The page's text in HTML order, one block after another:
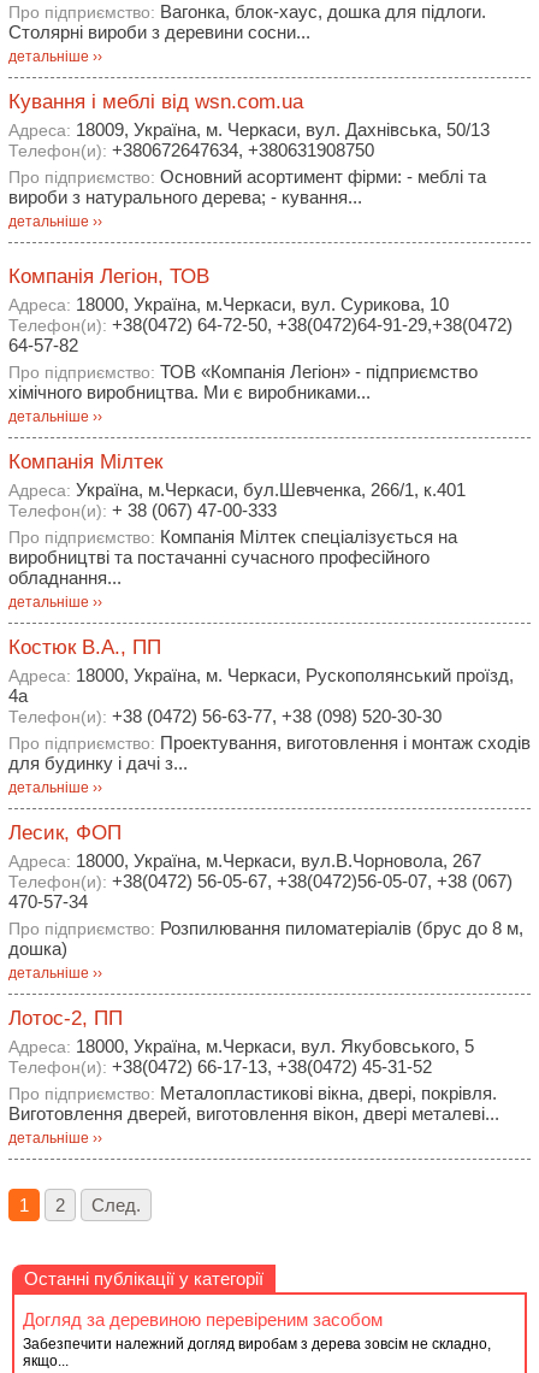
Про підприємство: Вагонка, блок-хаус, дошка для підлоги.
Столярні вироби з деревини сосни...
детальніше ››
Кування і меблі від wsn.cоm.ua
Адреса: 18009, Україна, м. Черкаси, вул. Дахнівська, 50/13
Телефон(и): +380672647634, +380631908750
Про підприємство: Основний асортимент фірми: - меблі та
вироби з натурального дерева; - кування...
детальніше ››
Компанія Легіон, ТОВ
Адреса: 18000, Україна, м.Черкаси, вул. Сурикова, 10
Телефон(и): +38(0472) 64-72-50, +38(0472)64-91-29,+38(0472)
64-57-82
Про підприємство: ТОВ «Компанія Легіон» - підприємство
хімічного виробництва. Ми є виробниками...
детальніше ››
Компанія Мілтек
Адреса: Україна, м.Черкаси, бул.Шевченка, 266/1, к.401
Телефон(и): + 38 (067) 47-00-333
Про підприємство: Компанія Мілтек спеціалізується на
виробництві та постачанні сучасного професійного
обладнання...
детальніше ››
Костюк В.А., ПП
Адреса: 18000, Україна, м. Черкаси, Рускополянський проїзд,
4а
Телефон(и): +38 (0472) 56-63-77, +38 (098) 520-30-30
Про підприємство: Проектування, виготовлення і монтаж сходів
для будинку і дачі з...
детальніше ››
Лесик, ФОП
Адреса: 18000, Україна, м.Черкаси, вул.В.Чорновола, 267
Телефон(и): +38(0472) 56-05-67, +38(0472)56-05-07, +38 (067)
470-57-34
Про підприємство: Розпилювання пиломатеріалів (брус до 8 м,
дошка)
детальніше ››
Лотос-2, ПП
Адреса: 18000, Україна, м.Черкаси, вул. Якубовського, 5
Телефон(и): +38(0472) 66-17-13, +38(0472) 45-31-52
Про підприємство: Металопластикові вікна, двері, покрівля.
Виготовлення дверей, виготовлення вікон, двері металеві...
детальніше ››
1 2 След.
Останні публікації у категорії
Догляд за деревиною перевіреним засобом
Забезпечити належний догляд виробам з дерева зовсім не складно,
якщо...